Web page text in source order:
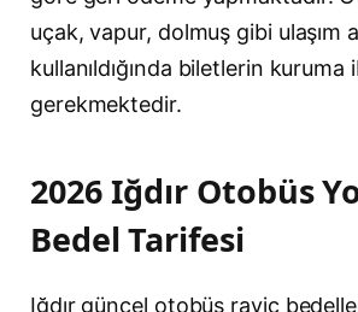
uçak, vapur, dolmuş gibi ulaşım
kullanıldığında biletlerin
gerekmektedir.
2026 Iğdır Otobüs
Bedel Tarifesi
Iğdır güncel otobüs rayiç